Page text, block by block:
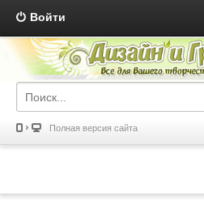
Войти
Полная версия сайта